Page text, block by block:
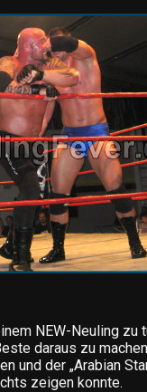
NEW-Neuling zu
daraus zu
und der „Arabian
zeigen konnte.